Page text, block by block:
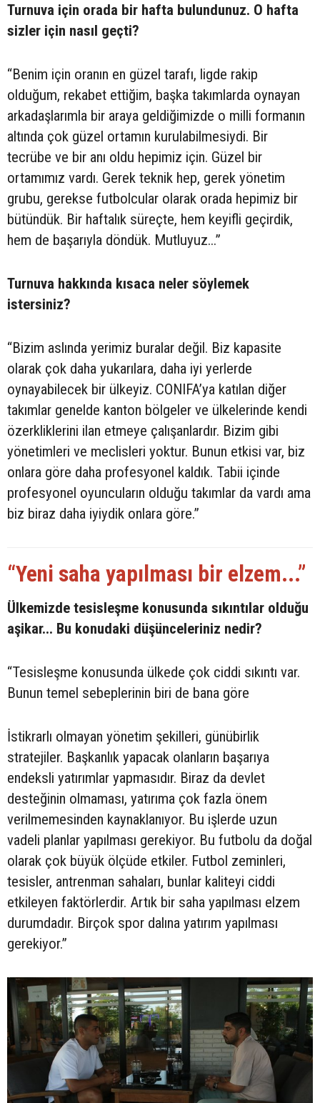
Turnuva için orada bir hafta bulundunuz. O hafta
sizler için nasıl geçti?
“Benim için oranın en güzel tarafı, ligde rakip
olduğum, rekabet ettiğim, başka takımlarda oynayan
arkadaşlarımla bir araya geldiğimizde o milli formanın
altında çok güzel ortamın kurulabilmesiydi. Bir
tecrübe ve bir anı oldu hepimiz için. Güzel bir
ortamımız vardı. Gerek teknik hep, gerek yönetim
grubu, gerekse futbolcular olarak orada hepimiz bir
bütündük. Bir haftalık süreçte, hem keyifli geçirdik,
hem de başarıyla döndük. Mutluyuz...”
Turnuva hakkında kısaca neler söylemek
istersiniz?
“Bizim aslında yerimiz buralar değil. Biz kapasite
olarak çok daha yukarılara, daha iyi yerlerde
oynayabilecek bir ülkeyiz. CONIFA’ya katılan diğer
takımlar genelde kanton bölgeler ve ülkelerinde kendi
özerkliklerini ilan etmeye çalışanlardır. Bizim gibi
yönetimleri ve meclisleri yoktur. Bunun etkisi var, biz
onlara göre daha profesyonel kaldık. Tabii içinde
profesyonel oyuncuların olduğu takımlar da vardı ama
biz biraz daha iyiydik onlara göre.”
“Yeni saha yapılması bir elzem...”
Ülkemizde tesisleşme konusunda sıkıntılar olduğu
aşikar... Bu konudaki düşünceleriniz nedir?
“Tesisleşme konusunda ülkede çok ciddi sıkıntı var.
Bunun temel sebeplerinin biri de bana göre
İstikrarlı olmayan yönetim şekilleri, günübirlik
stratejiler. Başkanlık yapacak olanların başarıya
endeksli yatırımlar yapmasıdır. Biraz da devlet
desteğinin olmaması, yatırıma çok fazla önem
verilmemesinden kaynaklanıyor. Bu işlerde uzun
vadeli planlar yapılması gerekiyor. Bu futbolu da doğal
olarak çok büyük ölçüde etkiler. Futbol zeminleri,
tesisler, antrenman sahaları, bunlar kaliteyi ciddi
etkileyen faktörlerdir. Artık bir saha yapılması elzem
durumdadır. Birçok spor dalına yatırım yapılması
gerekiyor.”